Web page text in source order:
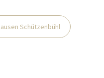
Schützenbühl